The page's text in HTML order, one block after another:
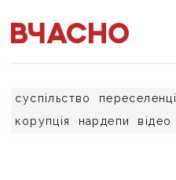
суспільство переселенці
корупція
нардепи відео